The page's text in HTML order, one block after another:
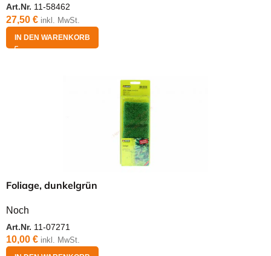
Art.Nr. 11-58462
27,50 € inkl. MwSt.
IN DEN WARENKORB
Foliage, dunkelgrün
Noch
Art.Nr. 11-07271
10,00 € inkl. MwSt.